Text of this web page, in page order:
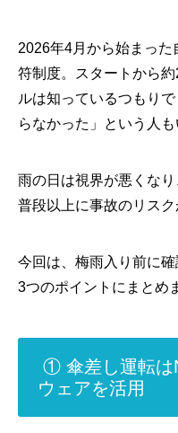
2026年4月から始まっ
符制度。スタートから
ルは知っているつもり
らなかった」という人も
雨の日は視界が悪くなり
普段以上に事故のリスク
今回は、梅雨入り前に
3つのポイントにまとめ
① 傘差し運転は
ウェアを活用